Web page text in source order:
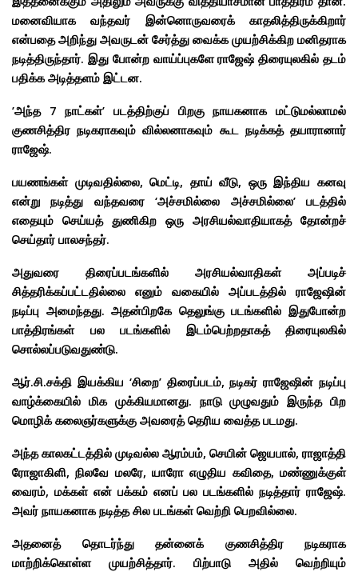
மனைவியாக வந்தவர் இன்னொருவரைக் காதலித்திருக்கிறார்
என்பதை அறிந்து அவருடன் சேர்த்து வைக்க முயற்சிக்கிற மனிதராக
நடித்திருந்தார். இது போன்ற வாய்ப்புகளே ராஜேஷ் திரையுலகில் தடம்
பதிக்க அடித்தளம் இட்டன.
’அந்த 7 நாட்கள்’ படத்திற்குப் பிறகு நாயகனாக மட்டுமல்லாமல்
குணசித்திர நடிகராகவும் வில்லனாகவும் கூட நடிக்கத் தயாரானார்
ராஜேஷ்.
பயணங்கள் முடிவதில்லை, மெட்டி, தாய் வீடு, ஒரு இந்திய கனவு
என்று நடித்து வந்தவரை ‘அச்சமில்லை அச்சமில்லை’ படத்தில்
எதையும் செய்யத் துணிகிற ஒரு அரசியல்வாதியாகத் தோன்றச்
செய்தார் பாலசந்தர்.
அதுவரை திரைப்படங்களில் அரசியல்வாதிகள் அப்படிச்
சித்தரிக்கப்பட்டதில்லை எனும் வகையில் அப்படத்தில் ராஜேஷின்
நடிப்பு அமைந்தது. அதன்பிறகே தெலுங்கு படங்களில் இதுபோன்ற
பாத்திரங்கள் பல படங்களில் இடம்பெற்றதாகத் திரையுலகில்
சொல்லப்படுவதுண்டு.
ஆர்.சி.சக்தி இயக்கிய ‘சிறை’ திரைப்படம், நடிகர் ராஜேஷின் நடிப்பு
வாழ்க்கையில் மிக முக்கியமானது. நாடு முழுவதும் இருந்த பிற
மொழிக் கலைஞர்களுக்கு அவரைத் தெரிய வைத்த படமது.
அந்த காலகட்டத்தில் முடிவல்ல ஆரம்பம், செயின் ஜெயபால், ராஜாத்தி
ரோஜாகிளி, நிலவே மலரே, யாரோ எழுதிய கவிதை, மண்ணுக்குள்
வைரம், மக்கள் என் பக்கம் எனப் பல படங்களில் நடித்தார் ராஜேஷ்.
அவர் நாயகனாக நடித்த சில படங்கள் வெற்றி பெறவில்லை.
அதனைத் தொடர்ந்து தன்னைக் குணசித்திர நடிகராக
மாற்றிக்கொள்ள முயற்சித்தார். பிற்பாடு அதில் வெற்றியும்